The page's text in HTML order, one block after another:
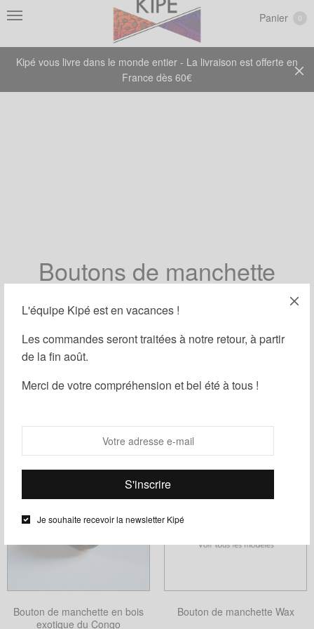
L'équipe Kipé est en vacances !
Les commandes seront traitées à notre retour, à partir
de la fin août.
Merci de votre compréhension et bel été à tous !
Je souhaite recevoir la newsletter Kipé
Kipé vous livre dans le monde entier - La livraison est offerte en
France dès 60€
Panier
Boutons de manchette
Filtrer
Bouton de manchette en bois
exotique du Congo
Bouton de manchette Wax